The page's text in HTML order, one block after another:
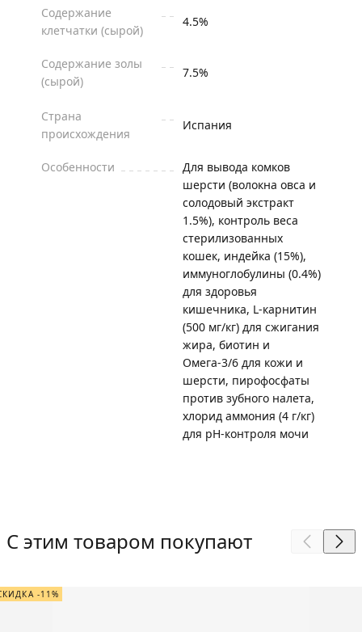
Содержание
клетчатки (сырой)
4.5%
Содержание золы
(сырой)
7.5%
Страна
происхождения
Испания
Особенности
Для вывода комков
шерсти (волокна овса и
солодовый экстракт
1.5%), контроль веса
стерилизованных
кошек, индейка (15%),
иммуноглобулины (0.4%)
для здоровья
кишечника, L-карнитин
(500 мг/кг) для сжигания
жира, биотин и
Омега-3/6 для кожи и
шерсти, пирофосфаты
против зубного налета,
хлорид аммония (4 г/кг)
для pH-контроля мочи
С этим товаром покупают
-11%